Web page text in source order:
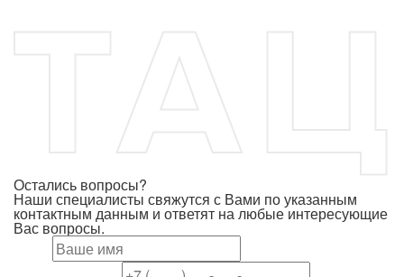
Остались вопросы?
Наши специалисты свяжутся с Вами по указанным
контактным данным и ответят на любые интересующие
Вас вопросы.